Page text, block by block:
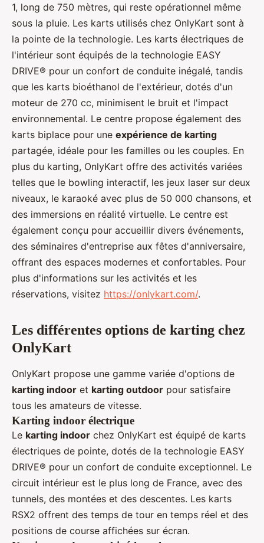
1, long de 750 mètres, qui reste opérationnel même
sous la pluie. Les karts utilisés chez OnlyKart sont à
la pointe de la technologie. Les karts électriques de
l'intérieur sont équipés de la technologie EASY
DRIVE® pour un confort de conduite inégalé, tandis
que les karts bioéthanol de l'extérieur, dotés d'un
moteur de 270 cc, minimisent le bruit et l'impact
environnemental. Le centre propose également des
karts biplace pour une expérience de karting
partagée, idéale pour les familles ou les couples. En
plus du karting, OnlyKart offre des activités variées
telles que le bowling interactif, les jeux laser sur deux
niveaux, le karaoké avec plus de 50 000 chansons, et
des immersions en réalité virtuelle. Le centre est
également conçu pour accueillir divers événements,
des séminaires d'entreprise aux fêtes d'anniversaire,
offrant des espaces modernes et confortables. Pour
plus d'informations sur les activités et les
réservations, visitez https://onlykart.com/.
Les différentes options de karting chez
OnlyKart
OnlyKart propose une gamme variée d'options de
karting indoor et karting outdoor pour satisfaire
tous les amateurs de vitesse.
Karting indoor électrique
Le karting indoor chez OnlyKart est équipé de karts
électriques de pointe, dotés de la technologie EASY
DRIVE® pour un confort de conduite exceptionnel. Le
circuit intérieur est le plus long de France, avec des
tunnels, des montées et des descentes. Les karts
RSX2 offrent des temps de tour en temps réel et des
positions de course affichées sur écran.